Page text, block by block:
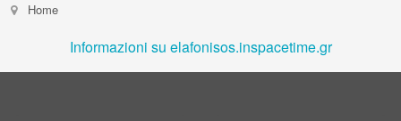
Home
Informazioni su elafonisos.inspacetime.gr